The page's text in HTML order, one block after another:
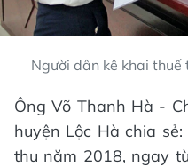
Người dân kê khai thuế
Ông Võ Thanh Hà -
huyện Lộc Hà chia
thu năm 2018, ngay